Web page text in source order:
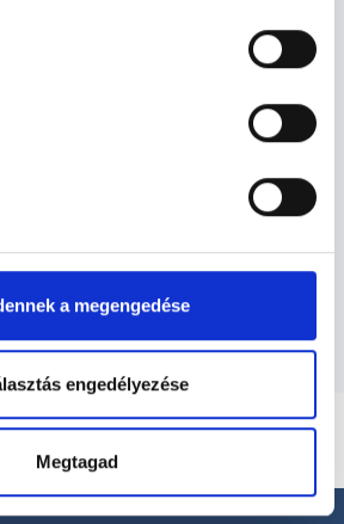
a megengedése
engedélyezése
Megtagad
KAPCSOLÓDÓ